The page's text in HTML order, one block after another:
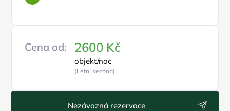
Cena od: 2600 Kč
objekt/noc
(Letní sezóna)
Nezávazná rezervace